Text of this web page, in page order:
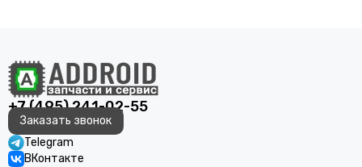
+7 (495) 241-02-55
Заказать звонок
Telegram
ВКонтакте